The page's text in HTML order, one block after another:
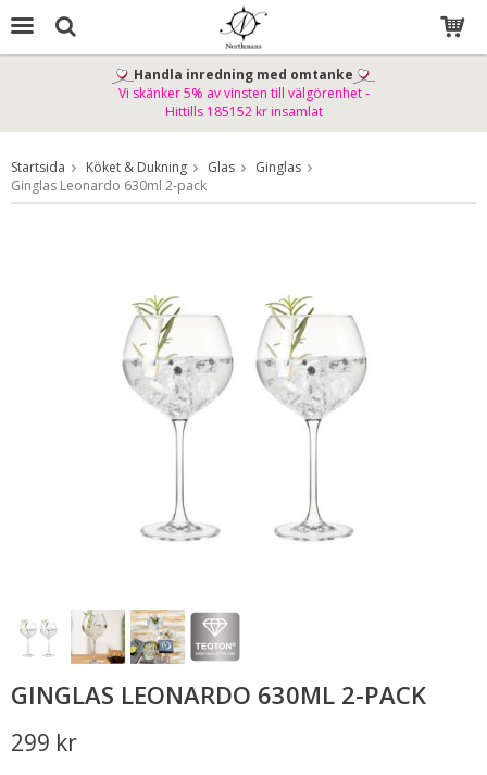
Produkten har blivit tillagd i varukorgen
Handla inredning med omtanke
Vi skänker 5% av vinsten till välgörenhet -
Hittills 185152 kr insamlat
Startsida Köket & Dukning Glas
Ginglas
Ginglas Leonardo 630ml 2-pack
GINGLAS LEONARDO 630ML 2-PACK
299 kr